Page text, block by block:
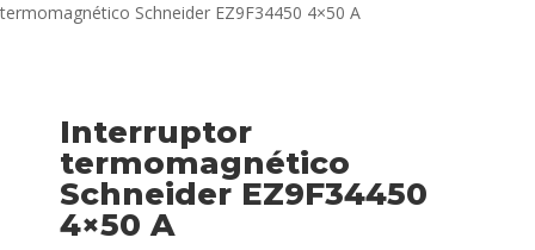
termomagnético Schneider EZ9F34450 4×50 A
Interruptor
termomagnético
Schneider EZ9F34450
4×50 A